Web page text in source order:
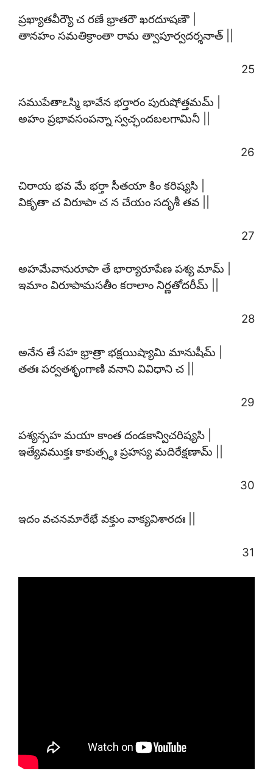
ప్రఖ్యాతవీర్యౌ చ రణే భ్రాతరౌ ఖరదూషణౌ |
తానహం సమతిక్రాంతా రామ త్వాపూర్వదర్శనాత్ ||
25
సముపేతాఽస్మి భావేన భర్తారం పురుషోత్తమమ్ |
అహం ప్రభావసంపన్నా స్వచ్ఛందబలగామినీ ||
26
చిరాయ భవ మే భర్తా సీతయా కిం కరిష్యసి |
వికృతా చ విరూపా చ న చేయం సదృశీ తవ ||
27
అహమేవానురూపా తే భార్యారూపేణ పశ్య మామ్ |
ఇమాం విరూపామసతీం కరాలాం నిర్ణతోదరీమ్ ||
28
అనేన తే సహ భ్రాత్రా భక్షయిష్యామి మానుషీమ్ |
తతః పర్వతశృంగాణి వనాని వివిధాని చ ||
29
పశ్యన్సహ మయా కాంత దండకాన్విచరిష్యసి |
ఇత్యేవముక్తః కాకుత్స్థః ప్రహస్య మదిరేక్షణామ్ ||
30
ఇదం వచనమారేభే వక్తుం వాక్యవిశారదః ||
31